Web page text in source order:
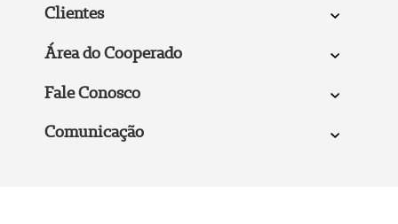
Clientes
Área do Cooperado
Fale Conosco
Comunicação